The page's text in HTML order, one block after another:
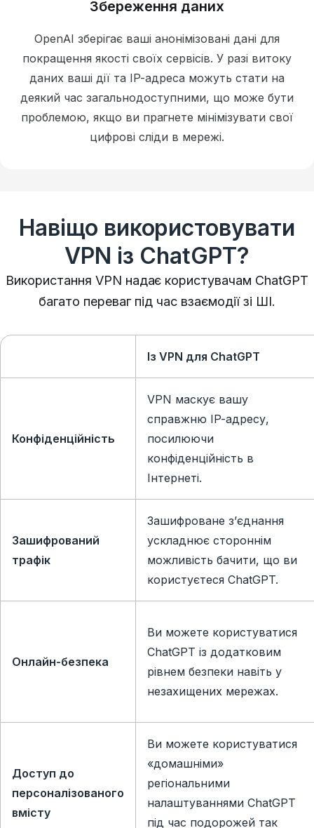
Збереження даних
OpenAI зберігає ваші анонімізовані дані для
покращення якості своїх сервісів. У разі витоку
даних ваші дії та IP-адреса можуть стати на
деякий час загальнодоступними, що може бути
проблемою, якщо ви прагнете мінімізувати свої
цифрові сліди в мережі.
Навіщо використовувати
VPN із ChatGPT?
Використання VPN надає користувачам ChatGPT
багато переваг під час взаємодії зі ШІ.
Із VPN для ChatGPT
Конфіденційність
VPN маскує вашу
справжню IP-адресу,
посилюючи
конфіденційність в
Інтернеті.
Зашифрований
трафік
Зашифроване з’єднання
ускладнює стороннім
можливість бачити, що ви
користуєтеся ChatGPT.
Онлайн-безпека
Ви можете користуватися
ChatGPT із додатковим
рівнем безпеки навіть у
незахищених мережах.
Доступ до
персоналізованого
вмісту
Ви можете користуватися
«домашніми»
регіональними
налаштуваннями ChatGPT
під час подорожей так